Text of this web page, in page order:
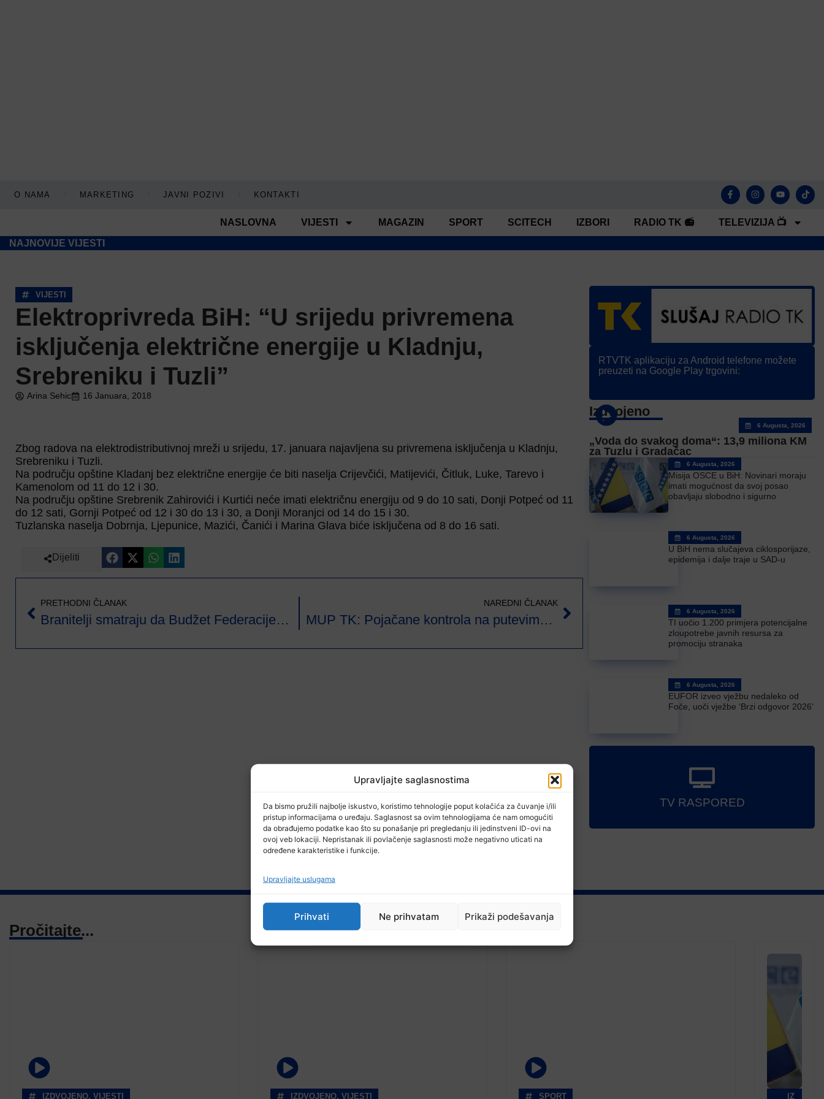
Upravljajte saglasnostima
Da bismo pružili najbolje iskustvo, koristimo tehnologije poput kolačića za čuvanje i/ili
pristup informacijama o uređaju. Saglasnost sa ovim tehnologijama će nam omogućiti
da obrađujemo podatke kao što su ponašanje pri pregledanju ili jedinstveni ID-ovi na
ovoj veb lokaciji. Nepristanak ili povlačenje saglasnosti može negativno uticati na
određene karakteristike i funkcije.
Upravljajte uslugama
Prihvati Ne prihvatam Prikaži podešavanja
O NAMA MARKETING JAVNI POZIVI KONTAKTI
NASLOVNA VIJESTI MAGAZIN SPORT SCITECH IZBORI RADIO TK 📻
TELEVIZIJA 📺
NAJNOVIJE VIJESTI
VIJESTI
Elektroprivreda BiH: “U srijedu privremena
isključenja električne energije u Kladnju,
Srebreniku i Tuzli”
Arina Sehic 16 Januara, 2018
Zbog radova na elektrodistributivnoj mreži u srijedu, 17. januara najavljena su privremena isključenja u Kladnju,
Srebreniku i Tuzli.
Na području opštine Kladanj bez električne energije će biti naselja Crijevčići, Matijevići, Čitluk, Luke, Tarevo i
Kamenolom od 11 do 12 i 30.
Na području opštine Srebrenik Zahirovići i Kurtići neće imati električnu energiju od 9 do 10 sati, Donji Potpeć od 11
do 12 sati, Gornji Potpeć od 12 i 30 do 13 i 30, a Donji Moranjci od 14 do 15 i 30.
Tuzlanska naselja Dobrnja, Ljepunice, Mazići, Čanići i Marina Glava biće isključena od 8 do 16 sati.
Dijeliti
PRETHODNI ČLANAK
Branitelji smatraju da Budžet Federacije BiH treba biti usvojen u što kraćem roku
NAREDNI ČLANAK
MUP TK: Pojačane kontrola na putevima u TK
RTVTK aplikaciju za Android telefone možete
preuzeti na Google Play trgovini:
Izdvojeno
6 Augusta, 2026
„Voda do svakog doma“: 13,9 miliona KM
za Tuzlu i Gradačac
6 Augusta, 2026
Misija OSCE u BiH: Novinari moraju
imati mogućnost da svoj posao
obavljaju slobodno i sigurno
6 Augusta, 2026
U BiH nema slučajeva ciklosporijaze,
epidemija i dalje traje u SAD-u
6 Augusta, 2026
TI uočio 1.200 primjera potencijalne
zloupotrebe javnih resursa za
promociju stranaka
6 Augusta, 2026
EUFOR izveo vježbu nedaleko od
Foče, uoči vježbe ‘Brzi odgovor 2026’
TV RASPORED
Pročitajte...
IZDVOJENO, VIJESTI IZDVOJENO, VIJESTI SPORT
IZ